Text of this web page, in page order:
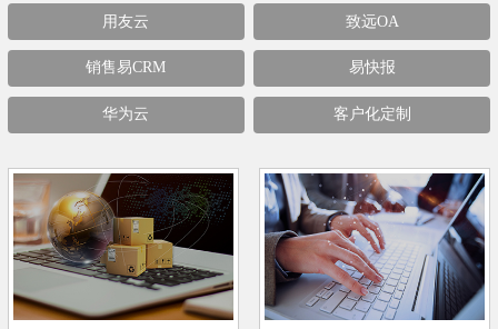
用友云 致远OA
销售易CRM 易快报
华为云 客户化定制